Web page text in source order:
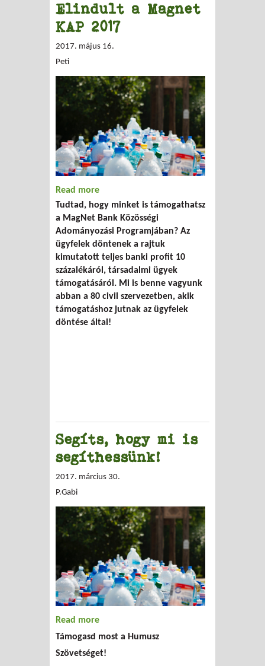
Elindult a Magnet
KAP 2017
2017. május 16.
Peti
Read more
Tudtad, hogy minket is támogathatsz
a MagNet Bank Közösségi
Adományozási Programjában? Az
ügyfelek döntenek a rajtuk
kimutatott teljes banki profit 10
százalékáról, társadalmi ügyek
támogatásáról. Mi is benne vagyunk
abban a 80 civil szervezetben, akik
támogatáshoz jutnak az ügyfelek
döntése által!
Segíts, hogy mi is
segíthessünk!
2017. március 30.
P.Gabi
Read more
Támogasd most a Humusz
Szövetséget!